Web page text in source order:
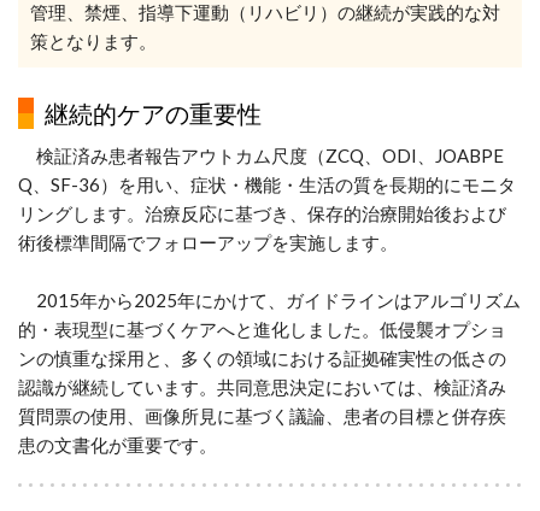
管理、禁煙、指導下運動（リハビリ）の継続が実践的な対
策となります。
継続的ケアの重要性
検証済み患者報告アウトカム尺度（ZCQ、ODI、JOABPE
Q、SF-36）を用い、症状・機能・生活の質を長期的にモニタ
リングします。治療反応に基づき、保存的治療開始後および
術後標準間隔でフォローアップを実施します。
2015年から2025年にかけて、ガイドラインはアルゴリズム
的・表現型に基づくケアへと進化しました。低侵襲オプショ
ンの慎重な採用と、多くの領域における証拠確実性の低さの
認識が継続しています。共同意思決定においては、検証済み
質問票の使用、画像所見に基づく議論、患者の目標と併存疾
患の文書化が重要です。